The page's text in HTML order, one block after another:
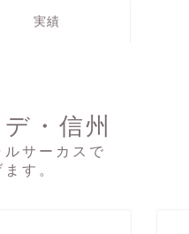
実績
・信州
サーカスで
す。